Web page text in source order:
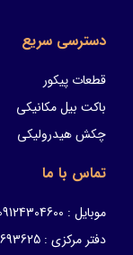
دسترسی سریع
قطعات پیکور
باکت بیل مکانیکی
چکش هیدرولیکی
تماس با ما
موبایل : 09124304600
دفتر مرکزی : 02166693625